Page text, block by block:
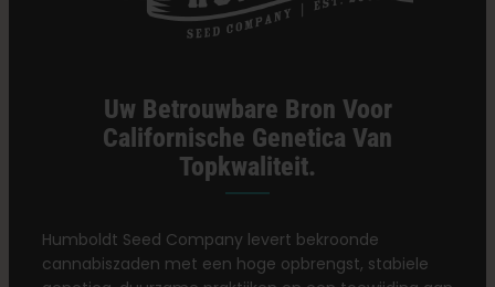
Uw Betrouwbare Bron Voor
Californische Genetica Van
Topkwaliteit.
Humboldt Seed Company levert bekroonde
cannabiszaden met een hoge opbrengst, stabiele